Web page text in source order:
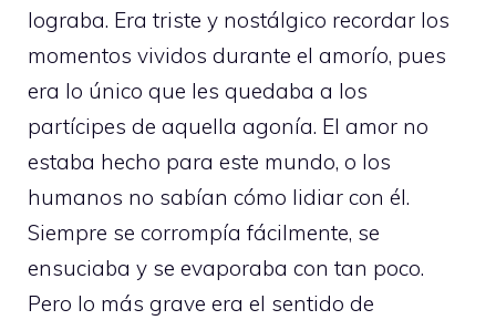
lograba. Era triste y nostálgico recordar los
momentos vividos durante el amorío, pues
era lo único que les quedaba a los
partícipes de aquella agonía. El amor no
estaba hecho para este mundo, o los
humanos no sabían cómo lidiar con él.
Siempre se corrompía fácilmente, se
ensuciaba y se evaporaba con tan poco.
Pero lo más grave era el sentido de